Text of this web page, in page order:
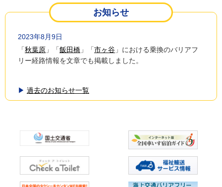
お知らせ
2023年8月9日
「秋葉原 」「飯田橋 」「市ヶ谷 」における乗換のバリアフ
リー経路情報を文章でも掲載しました。
▶ 過去のお知らせ一覧